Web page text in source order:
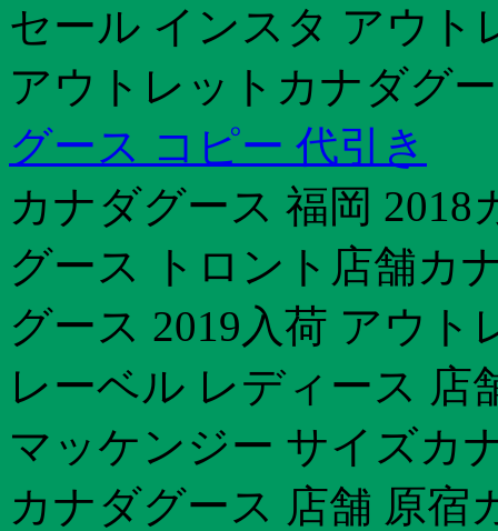
セール インスタ アウト
アウトレットカナダグ
グース コピー 代引き
カナダグース 福岡 2018
グース トロント店舗カ
グース 2019入荷 アウ
レーベル レディース 店
マッケンジー サイズカ
カナダグース 店舗 原宿